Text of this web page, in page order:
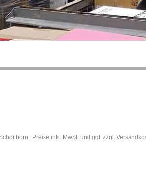
| Preise inkl. MwSt. und ggf. zzgl.